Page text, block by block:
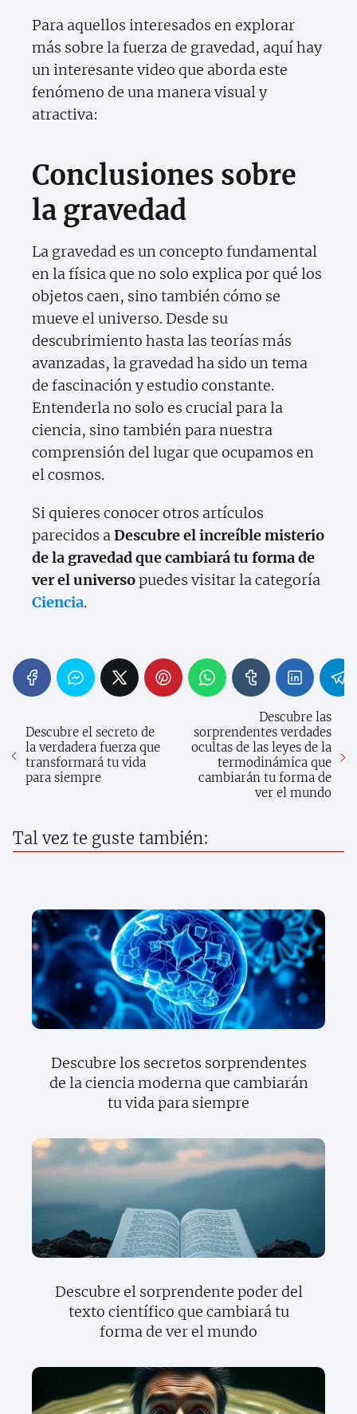
Para aquellos interesados en explorar
más sobre la fuerza de gravedad, aquí hay
un interesante video que aborda este
fenómeno de una manera visual y
atractiva:
Conclusiones sobre
la gravedad
La gravedad es un concepto fundamental
en la física que no solo explica por qué los
objetos caen, sino también cómo se
mueve el universo. Desde su
descubrimiento hasta las teorías más
avanzadas, la gravedad ha sido un tema
de fascinación y estudio constante.
Entenderla no solo es crucial para la
ciencia, sino también para nuestra
comprensión del lugar que ocupamos en
el cosmos.
Si quieres conocer otros artículos
parecidos aDescubre el increíble misterio
de la gravedad que cambiará tu forma de
ver el universopuedes visitar la categoría
Ciencia.
Descubre el secreto de
la verdadera fuerza que
transformará tu vida
para siempre
Descubre las
sorprendentes verdades
ocultas de las leyes de la
termodinámica que
cambiarán tu forma de
ver el mundo
Tal vez te guste también:
Descubre los secretos sorprendentes
de la ciencia moderna que cambiarán
tu vida para siempre
Descubre el sorprendente poder del
texto científico que cambiará tu
forma de ver el mundo